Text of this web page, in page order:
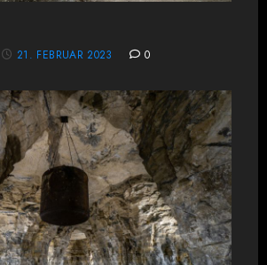
21. FEBRUAR 2023 0